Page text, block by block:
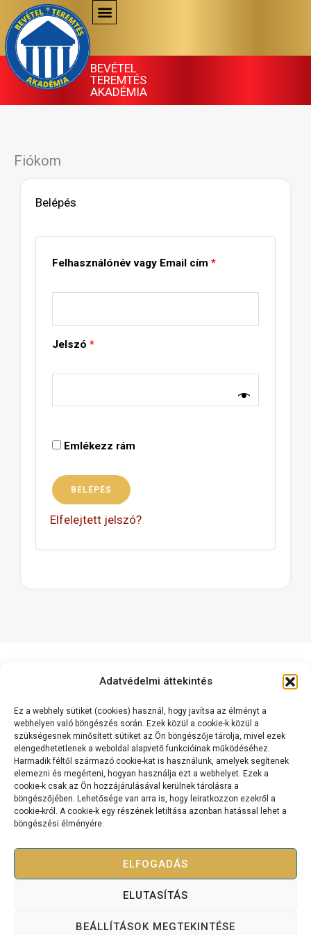
Adatvédelmi áttekintés
Ez a webhely sütiket (cookies) használ, hogy javítsa az élményt a
webhelyen való böngészés során. Ezek közül a cookie-k közül a
szükségesnek minősített sütiket az Ön böngészője tárolja, mivel ezek
elengedhetetlenek a weboldal alapvető funkcióinak működéséhez.
Harmadik féltől származó cookie-kat is használunk, amelyek segítenek
elemezni és megérteni, hogyan használja ezt a webhelyet. Ezek a
cookie-k csak az Ön hozzájárulásával kerülnek tárolásra a
böngészőjében. Lehetősége van arra is, hogy leiratkozzon ezekről a
cookie-król. A cookie-k egy részének letiltása azonban hatással lehet a
böngészési élményére.
ELFOGADÁS
ELUTASÍTÁS
BEÁLLÍTÁSOK MEGTEKINTÉSE
to
content
BEVÉTEL
TEREMTÉS
AKADÉMIA
Fiókom
Belépés
Felhasználónév vagy Email cím *
Jelszó *
Emlékezz rám
BELÉPÉS
Elfelejtett jelszó?
Kapcsolat
Cashflow Mérnök International Kft.
2120 Dunakeszi, Dr. Brusznyai Árpád utca 3. Fszt. 2.
+36 70 334 5177
cashflowmernok@gmail.com
fenntartva.